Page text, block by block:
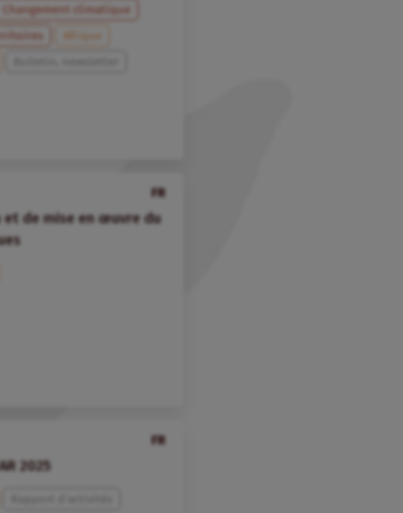
Changement climatique
Afrique
FR
et de mise en œuvre du
FR
2025